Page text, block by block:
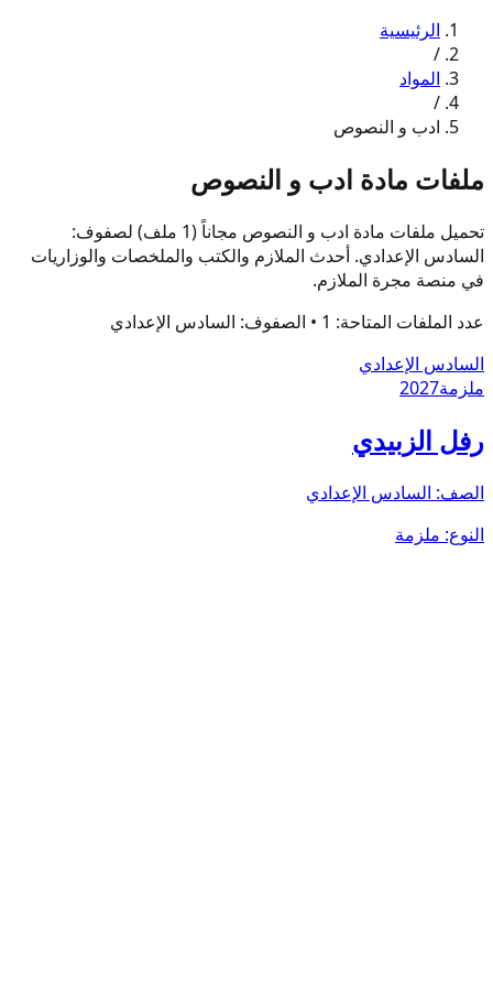
الرئيسية
/
المواد
/
ادب و النصوص
ملفات مادة ادب و النصوص
تحميل ملفات مادة ادب و النصوص مجاناً (1 ملف) لصفوف:
السادس الإعدادي. أحدث الملازم والكتب والملخصات والوزاريات
في منصة مجرة الملازم.
عدد الملفات المتاحة: 1 • الصفوف: السادس الإعدادي
السادس الإعدادي
ملزمة2027
رفل الزبيدي
الصف: السادس الإعدادي
النوع: ملزمة